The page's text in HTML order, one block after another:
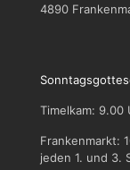
4890
Timelkam: 9.00
Frankenmarkt:
jeden 1. und 3.